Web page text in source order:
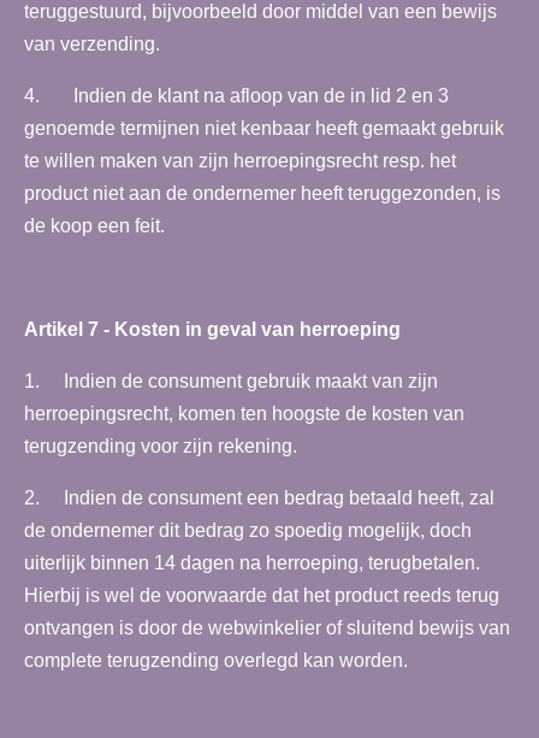
teruggestuurd, bijvoorbeeld door middel van een bewijs
van verzending.
4. Indien de klant na afloop van de in lid 2 en 3
genoemde termijnen niet kenbaar heeft gemaakt gebruik
te willen maken van zijn herroepingsrecht resp. het
product niet aan de ondernemer heeft teruggezonden, is
de koop een feit.
Artikel 7 - Kosten in geval van herroeping
1. Indien de consument gebruik maakt van zijn
herroepingsrecht, komen ten hoogste de kosten van
terugzending voor zijn rekening.
2. Indien de consument een bedrag betaald heeft, zal
de ondernemer dit bedrag zo spoedig mogelijk, doch
uiterlijk binnen 14 dagen na herroeping, terugbetalen.
Hierbij is wel de voorwaarde dat het product reeds terug
ontvangen is door de webwinkelier of sluitend bewijs van
complete terugzending overlegd kan worden.